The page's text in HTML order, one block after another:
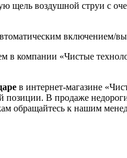
щель воздушной струи с
включением/
в компании «Чистые
в интернет-магазине
позиции. В продаже
обращайтесь к нашим